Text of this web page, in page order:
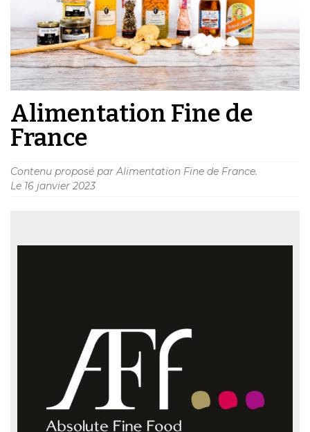
Alimentation Fine de
France
Contenu proposé par Alimentation Fine de France.
Le 16 janvier 2023